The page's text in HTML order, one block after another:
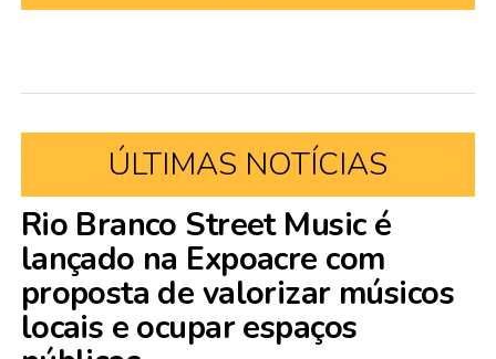
ÚLTIMAS NOTÍCIAS
Rio Branco Street Music é
lançado na Expoacre com
proposta de valorizar músicos
locais e ocupar espaços